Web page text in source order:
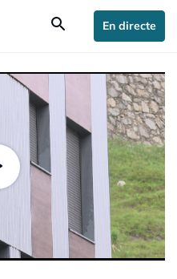
search En directe